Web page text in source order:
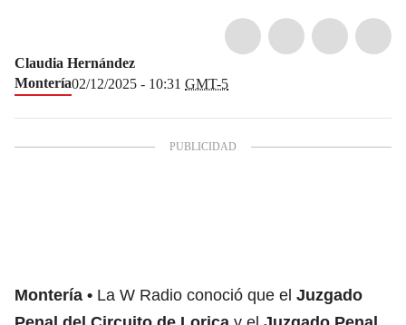
Claudia Hernández
Montería02/12/2025 - 10:31 GMT-5
Montería La W Radio conoció que el Juzgado